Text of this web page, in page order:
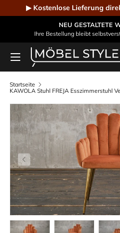
Direkt zum Inhalt
▶ Kostenlose Lieferung
NEU GESTALTETE
Ihre Bestellung bleibt
Möbel Style - Der
Suchen
Menü
Startseite
KAWOLA Stuhl FREJA Esszimmerstuhl
Vorherige
Bild 1 in Galerieansicht laden
Bild 2 in Bild